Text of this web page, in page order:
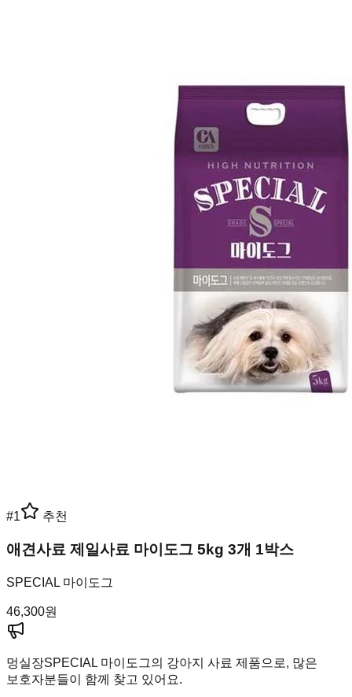
#1 추천
애견사료 제일사료 마이도그 5kg 3개 1박스
SPECIAL 마이도그
46,300원
멍실장SPECIAL 마이도그의 강아지 사료 제품으로, 많은
보호자분들이 함께 찾고 있어요.